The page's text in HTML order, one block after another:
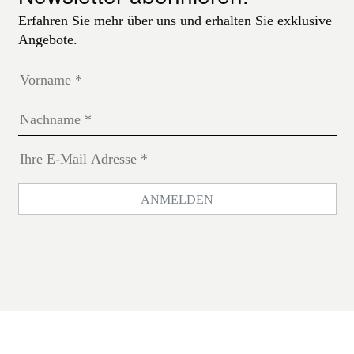
Erfahren Sie mehr über uns und erhalten Sie exklusive
Angebote.